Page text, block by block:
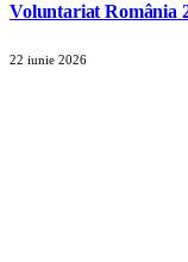
Voluntariat România
22 iunie 2026